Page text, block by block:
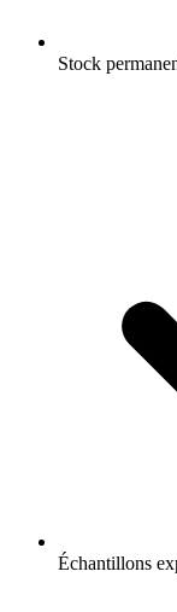
Stock
Échantillons